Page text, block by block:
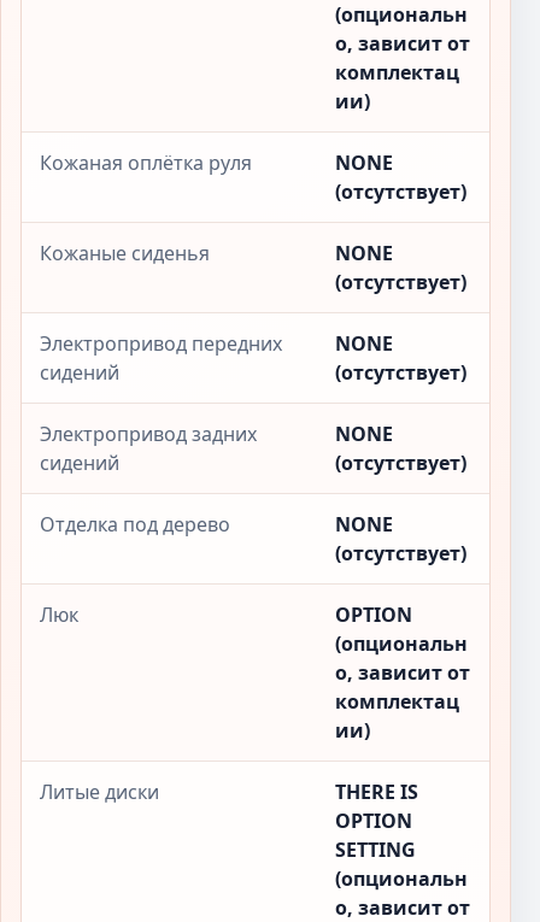
(опциональн
о, зависит от
комплектац
ии)
Кожаная оплётка руля
NONE
(отсутствует)
Кожаные сиденья
NONE
(отсутствует)
Электропривод передних
сидений
NONE
(отсутствует)
Электропривод задних
сидений
NONE
(отсутствует)
Отделка под дерево
NONE
(отсутствует)
Люк
OPTION
(опциональн
о, зависит от
комплектац
ии)
Литые диски
THERE IS
OPTION
SETTING
(опциональн
о, зависит от